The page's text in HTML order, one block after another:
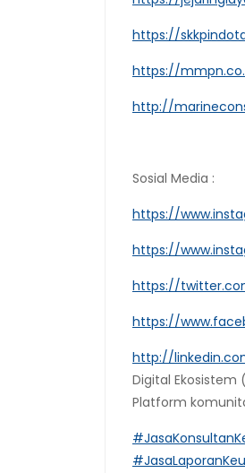
https://
https://
http://
Sosial Media :
https://
https://
https://
https://
http://
Digital Ekosistem
Platform